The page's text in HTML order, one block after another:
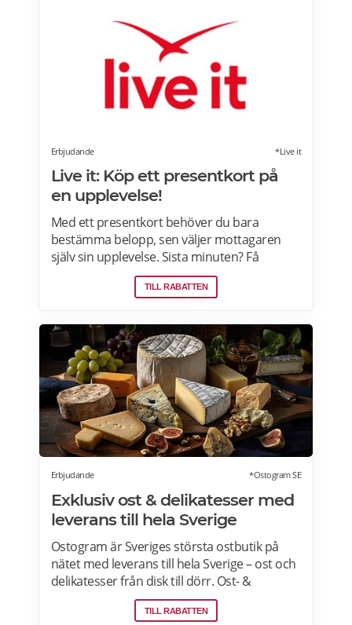
Erbjudande *Live it
Live it: Köp ett presentkort på
en upplevelse!
Med ett presentkort behöver du bara
bestämma belopp, sen väljer mottagaren
själv sin upplevelse. Sista minuten? Få
presentkortet med digital leverans direkt –
perfekt även i sista stund. Live it grundades
upplevelsepresenter i Sverige. Läs mer om
Live it presentkort här>>>
TILL RABATTEN
Erbjudande *Ostogram SE
Exklusiv ost & delikatesser med
leverans till hela Sverige
Ostogram är Sveriges största ostbutik på
nätet med leverans till hela Sverige – ost och
delikatesser från disk till dörr. Ost- &
charkprodukter. Färdiga presentlådor.
Ostbrickor. Ostogram skickar alla paket med
TILL RABATTEN